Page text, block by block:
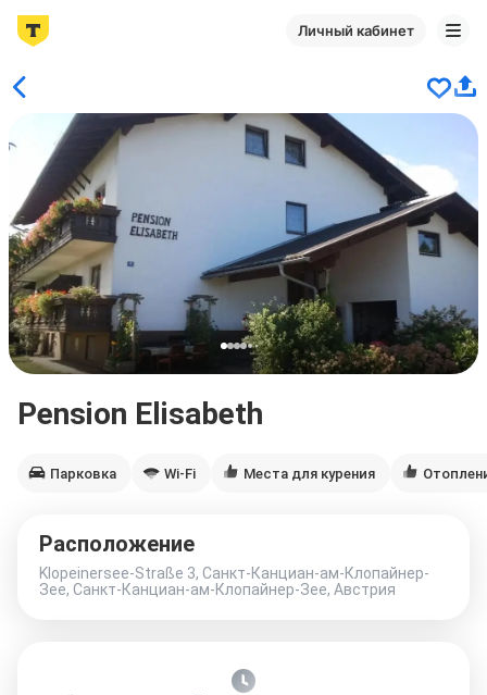
Личный кабинет
Pension Elisabeth
Парковка Wi-Fi Места для курения
Расположение
Klopeinersee-Straße 3, Санкт-Канциан-ам-Клопайнер-
Зее, Санкт-Канциан-ам-Клопайнер-Зее, Австрия